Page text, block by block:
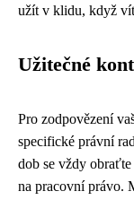
užít v klidu, když
Užitečné
Pro zodpovězení
specifické právní
dob se vždy
na pracovní právo.